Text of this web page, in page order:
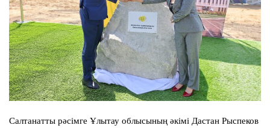
Салтанатты рәсімге Ұлытау облысының әкімі Дастан Рыспеков